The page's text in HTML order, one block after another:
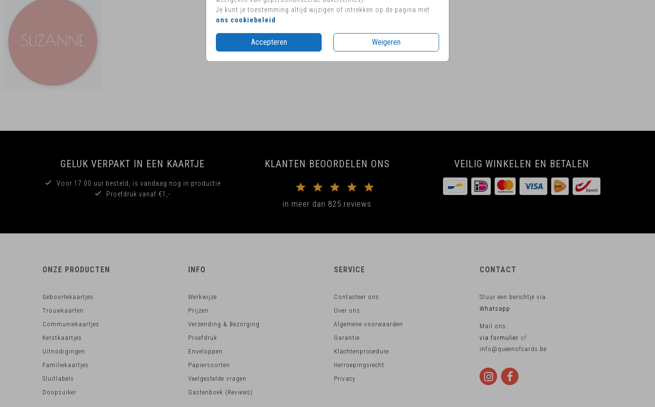
Je kunt je toestemming altijd wijzigen of intrekken op de pagina met
ons cookiebeleid
Accepteren Weigeren
GELUK VERPAKT IN EEN KAARTJE
Voor 17:00 uur besteld, is vandaag nog in productie
Proefdruk vanaf €1,-
KLANTEN BEOORDELEN ONS
in meer dan 825 reviews
VEILIG WINKELEN EN BETALEN
ONZE PRODUCTEN
Geboortekaartjes
Trouwkaarten
Communiekaartjes
Kerstkaartjes
Uitnodigingen
Familiekaartjes
Sluitlabels
Doopsuiker
INFO
Werkwijze
Prijzen
Verzending & Bezorging
Proefdruk
Enveloppen
Papiersoorten
Veelgestelde vragen
Gastenboek (Reviews)
SERVICE
Contacteer ons
Over ons
Algemene voorwaarden
Garantie
Klachtenprocedure
Herroepingsrecht
Privacy
CONTACT
Stuur een berichtje via
Whatsapp
Mail ons:
via formulier of
info@queenofcards.be